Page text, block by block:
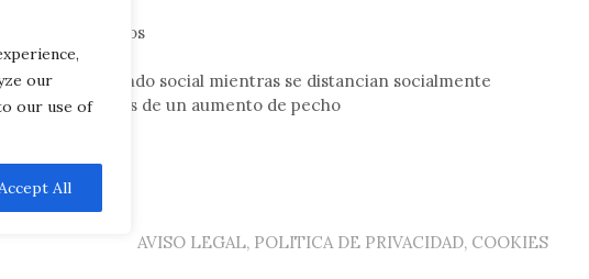
our
our use of
All
Negocios
seguir siendo social mientras se distancian socialmente
después de un aumento de pecho
AVISO LEGAL, POLITICA DE PRIVACIDAD, COOKIES